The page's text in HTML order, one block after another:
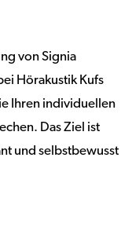
von Signia
Hörakustik Kufs
Ihren individuellen
Das Ziel ist
und selbstbewusst